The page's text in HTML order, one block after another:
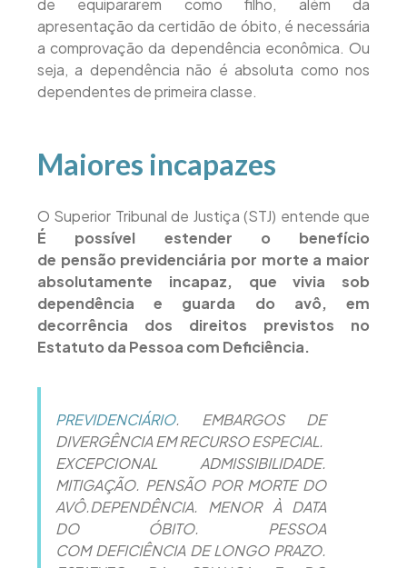
apresentação da certidão de óbito, é necessária
a comprovação da dependência econômica. Ou
seja, a dependência não é absoluta como nos
dependentes de primeira classe.
Maiores incapazes
O Superior Tribunal de Justiça (STJ) entende que
É possível estender o benefício
de pensão previdenciária por morte a maior
absolutamente incapaz, que vivia sob
dependência e guarda do avô, em
decorrência dos direitos previstos no
Estatuto da Pessoa com Deficiência.
PREVIDENCIÁRIO. EMBARGOS DE
DIVERGÊNCIA EM RECURSO ESPECIAL.
EXCEPCIONAL ADMISSIBILIDADE.
MITIGAÇÃO. PENSÃO POR MORTE DO
AVÔ.DEPENDÊNCIA. MENOR À DATA
DO ÓBITO. PESSOA
COM DEFICIÊNCIA DE LONGO PRAZO.